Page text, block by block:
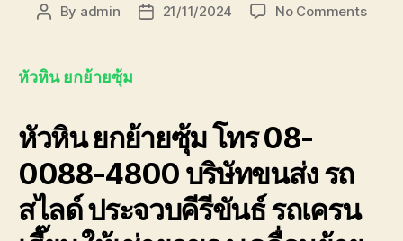
Post
By admin
Post21/11/2024 No Commentson
หัวหิน ยกย้ายซุ้ม
หัวหิน ยกย้ายซุ้ม โทร 08-
0088-4800 บริษัทขนส่ง รถ
สไลด์ ประจวบคีรีขันธ์ รถเครน